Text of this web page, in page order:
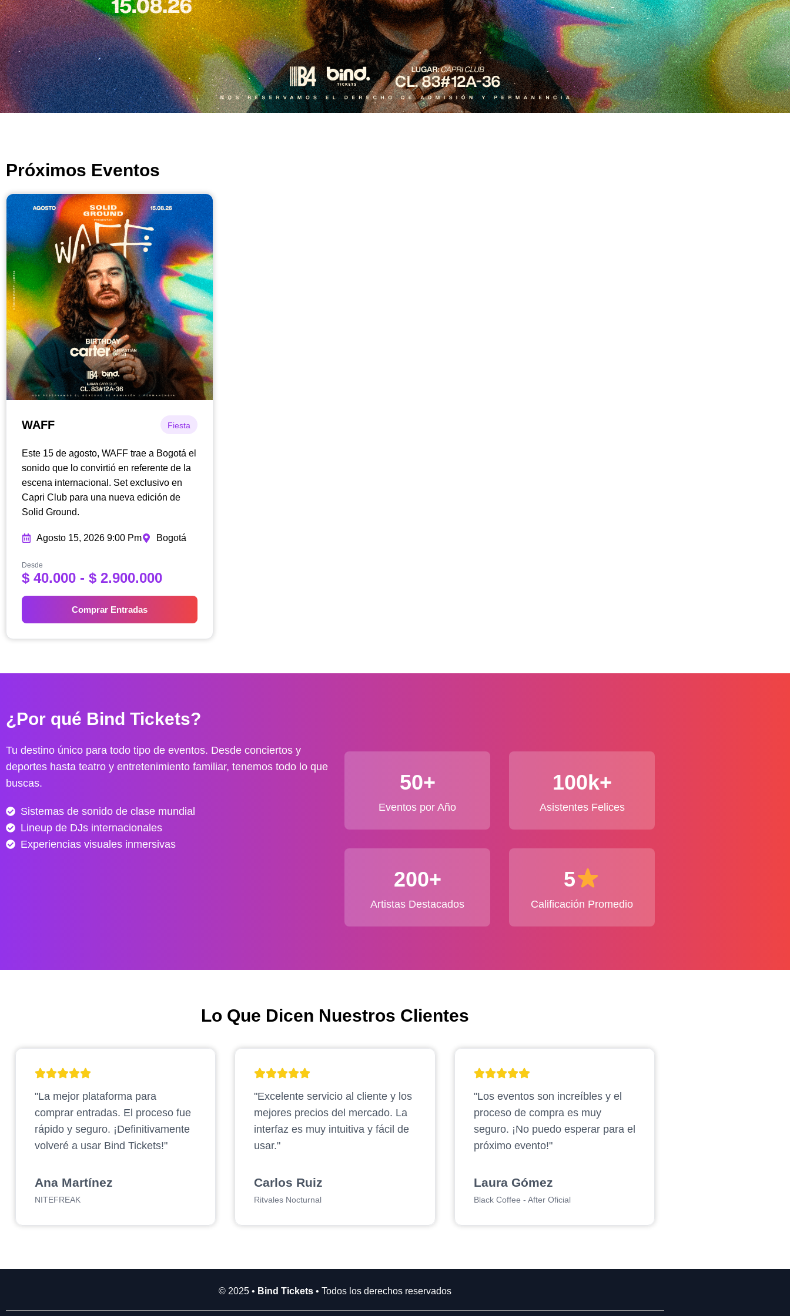
Próximos Eventos
WAFF Fiesta
Este 15 de agosto, WAFF trae a Bogotá el
sonido que lo convirtió en referente de la
escena internacional. Set exclusivo en
Capri Club para una nueva edición de
Solid Ground.
Agosto 15, 2026 9:00 Pm Bogotá
Desde
$ 40.000 - $ 2.900.000R
g
p
c
o
s
:
s
d
e
h
0
0
.
Comprar Entradas
¿Por qué Bind Tickets?
Tu destino único para todo tipo de eventos. Desde conciertos y
deportes hasta teatro y entretenimiento familiar, tenemos todo lo que
buscas.
Sistemas de sonido de clase mundial
Lineup de DJs internacionales
Experiencias visuales inmersivas
50+
Eventos por Año
100k+
Asistentes Felices
200+
Artistas Destacados
5
Calificación Promedio
Lo Que Dicen Nuestros Clientes
"La mejor plataforma para
comprar entradas. El proceso fue
rápido y seguro. ¡Definitivamente
volveré a usar Bind Tickets!"
Ana Martínez
NITEFREAK
"Excelente servicio al cliente y los
mejores precios del mercado. La
interfaz es muy intuitiva y fácil de
usar."
Carlos Ruiz
Ritvales Nocturnal
"Los eventos son increíbles y el
proceso de compra es muy
seguro. ¡No puedo esperar para el
próximo evento!"
Laura Gómez
Black Coffee - After Oficial
© 2025 • Bind Tickets • Todos los derechos reservados